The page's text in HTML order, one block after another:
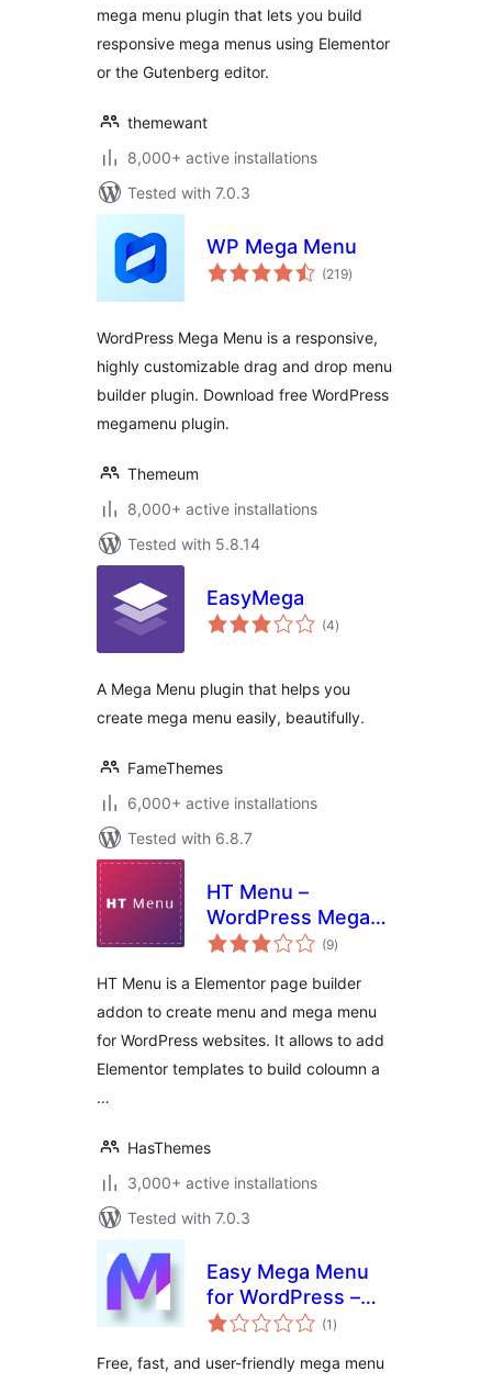
mega menu plugin that lets you build
responsive mega menus using Elementor
or the Gutenberg editor.
themewant
8,000+ active installations
Tested with 7.0.3
WP Mega Menu
(219total
ratings
)
WordPress Mega Menu is a responsive,
highly customizable drag and drop menu
builder plugin. Download free WordPress
megamenu plugin.
Themeum
8,000+ active installations
Tested with 5.8.14
EasyMega
(4total
ratings
)
A Mega Menu plugin that helps you
create mega menu easily, beautifully.
FameThemes
6,000+ active installations
Tested with 6.8.7
HT Menu –
WordPress Mega
Menu Builder for
(9total
ratings
)
HT Menu is a Elementor page builder
addon to create menu and mega menu
for WordPress websites. It allows to add
Elementor templates to build coloumn a
…
HasThemes
3,000+ active installations
Tested with 7.0.3
Easy Mega Menu
for WordPress –
ThemeHunk (1 total
ratings
)
Free, fast, and user-friendly mega menu